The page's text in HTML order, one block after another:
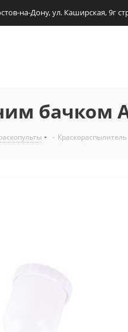
на-Дону, ул. Каширская, 9г
бачком
-